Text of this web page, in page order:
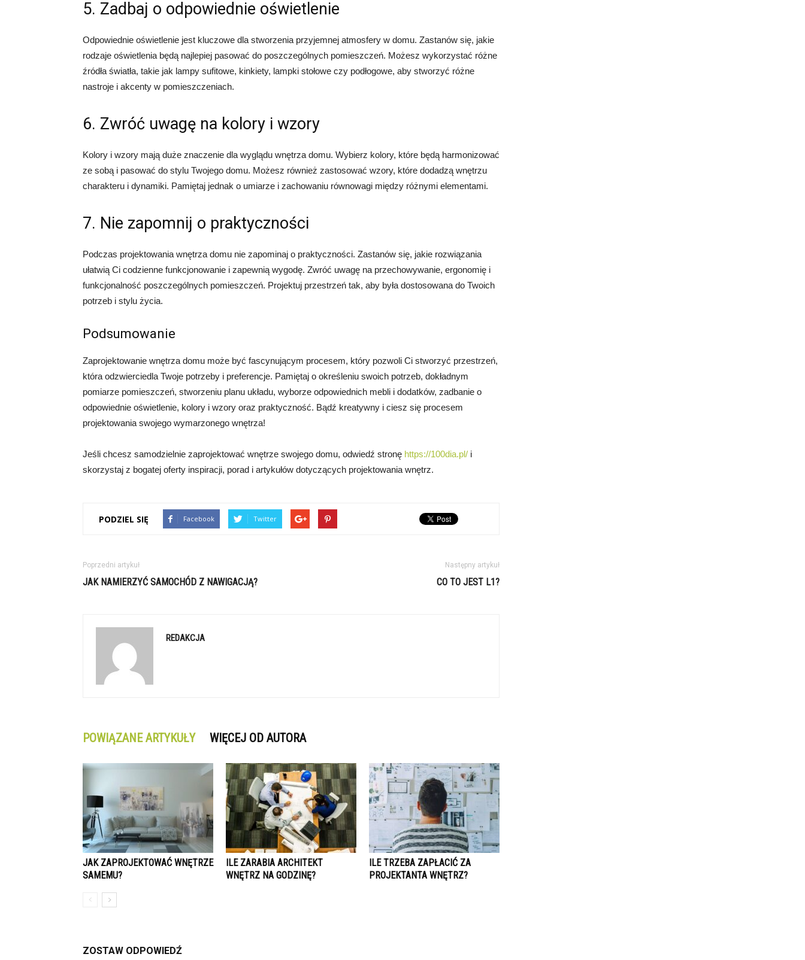
5. Zadbaj o odpowiednie oświetlenie
Odpowiednie oświetlenie jest kluczowe dla stworzenia przyjemnej atmosfery w domu. Zastanów się, jakie
rodzaje oświetlenia będą najlepiej pasować do poszczególnych pomieszczeń. Możesz wykorzystać różne
źródła światła, takie jak lampy sufitowe, kinkiety, lampki stołowe czy podłogowe, aby stworzyć różne
nastroje i akcenty w pomieszczeniach.
6. Zwróć uwagę na kolory i wzory
Kolory i wzory mają duże znaczenie dla wyglądu wnętrza domu. Wybierz kolory, które będą harmonizować
ze sobą i pasować do stylu Twojego domu. Możesz również zastosować wzory, które dodadzą wnętrzu
charakteru i dynamiki. Pamiętaj jednak o umiarze i zachowaniu równowagi między różnymi elementami.
7. Nie zapomnij o praktyczności
Podczas projektowania wnętrza domu nie zapominaj o praktyczności. Zastanów się, jakie rozwiązania
ułatwią Ci codzienne funkcjonowanie i zapewnią wygodę. Zwróć uwagę na przechowywanie, ergonomię i
funkcjonalność poszczególnych pomieszczeń. Projektuj przestrzeń tak, aby była dostosowana do Twoich
potrzeb i stylu życia.
Podsumowanie
Zaprojektowanie wnętrza domu może być fascynującym procesem, który pozwoli Ci stworzyć przestrzeń,
która odzwierciedla Twoje potrzeby i preferencje. Pamiętaj o określeniu swoich potrzeb, dokładnym
pomiarze pomieszczeń, stworzeniu planu układu, wyborze odpowiednich mebli i dodatków, zadbanie o
odpowiednie oświetlenie, kolory i wzory oraz praktyczność. Bądź kreatywny i ciesz się procesem
projektowania swojego wymarzonego wnętrza!
Jeśli chcesz samodzielnie zaprojektować wnętrze swojego domu, odwiedź stronę https://100dia.pl/ i
skorzystaj z bogatej oferty inspiracji, porad i artykułów dotyczących projektowania wnętrz.
PODZIEL SIĘ Facebook Twitter
Poprzedni artykuł
JAK NAMIERZYĆ SAMOCHÓD Z NAWIGACJĄ?
Następny artykuł
CO TO JEST L1?
REDAKCJA
POWIĄZANE ARTYKUŁY WIĘCEJ OD AUTORA
JAK ZAPROJEKTOWAĆ WNĘTRZE
SAMEMU?
ILE ZARABIA ARCHITEKT
WNĘTRZ NA GODZINĘ?
ILE TRZEBA ZAPŁACIĆ ZA
PROJEKTANTA WNĘTRZ?
ZOSTAW ODPOWIEDŹ